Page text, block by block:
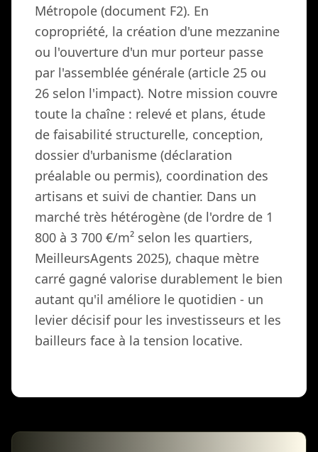
Métropole (document F2). En
copropriété, la création d'une mezzanine
ou l'ouverture d'un mur porteur passe
par l'assemblée générale (article 25 ou
26 selon l'impact). Notre mission couvre
toute la chaîne : relevé et plans, étude
de faisabilité structurelle, conception,
dossier d'urbanisme (déclaration
préalable ou permis), coordination des
artisans et suivi de chantier. Dans un
marché très hétérogène (de l'ordre de 1
800 à 3 700 €/m² selon les quartiers,
MeilleursAgents 2025), chaque mètre
carré gagné valorise durablement le bien
autant qu'il améliore le quotidien - un
levier décisif pour les investisseurs et les
bailleurs face à la tension locative.